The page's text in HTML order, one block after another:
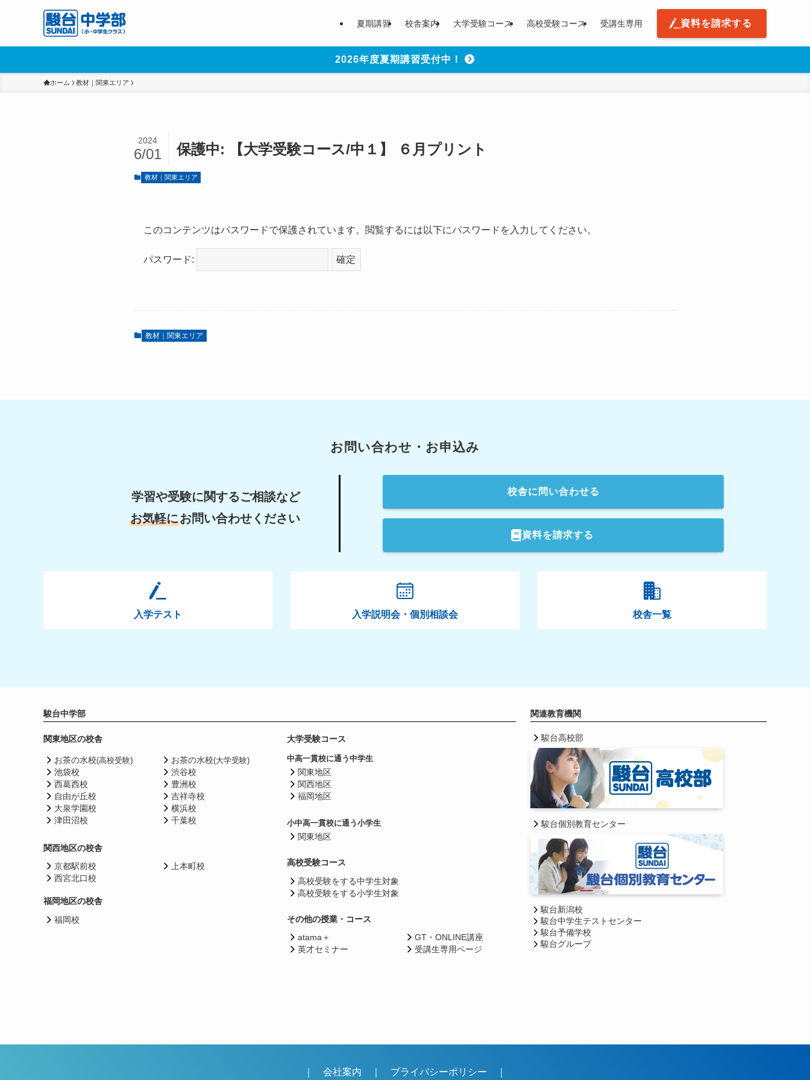
夏期講習 校舎案内 大学受験コース 高校受験コース 受講生専用 資料を請求する
2026年度夏期講習受付中！
ホーム 教材｜関東エリア
保護中: 【大学受験コース/中１】 ６月プリント
2024
6/01
教材｜関東エリア
このコンテンツはパスワードで保護されています。閲覧するには以下にパスワードを入力してください。
パスワード:
教材｜関東エリア
お問い合わせ・お申込み
学習や受験に関するご相談など
お気軽にお問い合わせください
校舎に問い合わせる
資料を請求する
入学テスト 入学説明会・個別相談会 校舎一覧
駿台中学部
関東地区の校舎
お茶の水校(高校受験)
池袋校
西葛西校
自由が丘校
大泉学園校
津田沼校
お茶の水校(大学受験)
渋谷校
豊洲校
吉祥寺校
横浜校
千葉校
関西地区の校舎
京都駅前校
西宮北口校
上本町校
福岡地区の校舎
福岡校
大学受験コース
中高一貫校に通う中学生
関東地区
関西地区
福岡地区
小中高一貫校に通う小学生
関東地区
高校受験コース
高校受験をする中学生対象
高校受験をする小学生対象
その他の授業・コース
atama＋
英才セミナー
GT・ONLINE講座
受講生専用ページ
関連教育機関
駿台高校部
駿台個別教育センター
駿台新潟校
駿台中学生テストセンター
駿台予備学校
駿台グループ
会社案内 プライバシーポリシー